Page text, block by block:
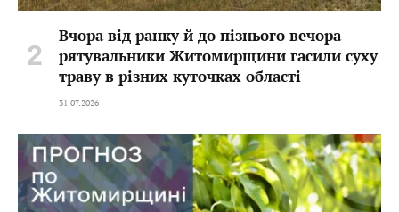
Вчора від ранку й до пізнього вечора
рятувальники Житомирщини гасили суху
траву в різних куточках області
31.07.2026